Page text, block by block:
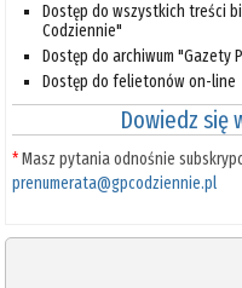
Dostęp do wszystkich treści
Codziennie"
Dostęp do archiwum "Gazety
Dostęp do felietonów on-line
Dowiedz się
*Masz pytania odnośnie
prenumerata@gpcodziennie.pl